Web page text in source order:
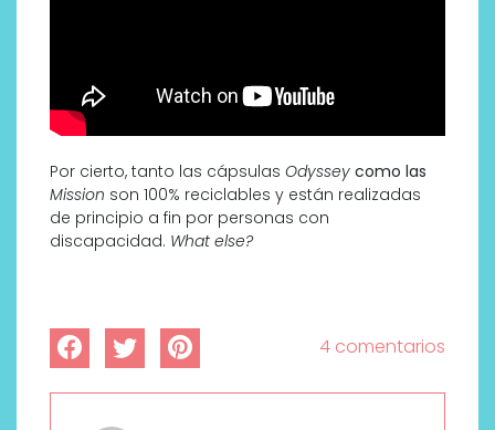
Por cierto, tanto las cápsulas Odyssey como las
Mission son 100% reciclables y están realizadas
de principio a fin por personas con
discapacidad. What else?
4 comentarios